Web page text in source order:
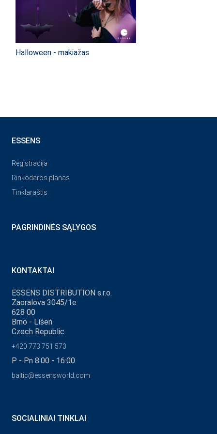
Halloween - makiažas
ESSENS
Registracija
Rinkodaros planas
Tinklaraštis
PAGRINDINĖS SĄLYGOS
KONTAKTAI
ESSENS DISTRIBUTION s.r.o.
Zaoralova 3045/1e
628 00
Brno - Líšeň
Czech Republic
+420 773 751 573
P - Pn 8:00 - 16:00
baltic@essensworld.com
SOCIALINIAI TINKLAI